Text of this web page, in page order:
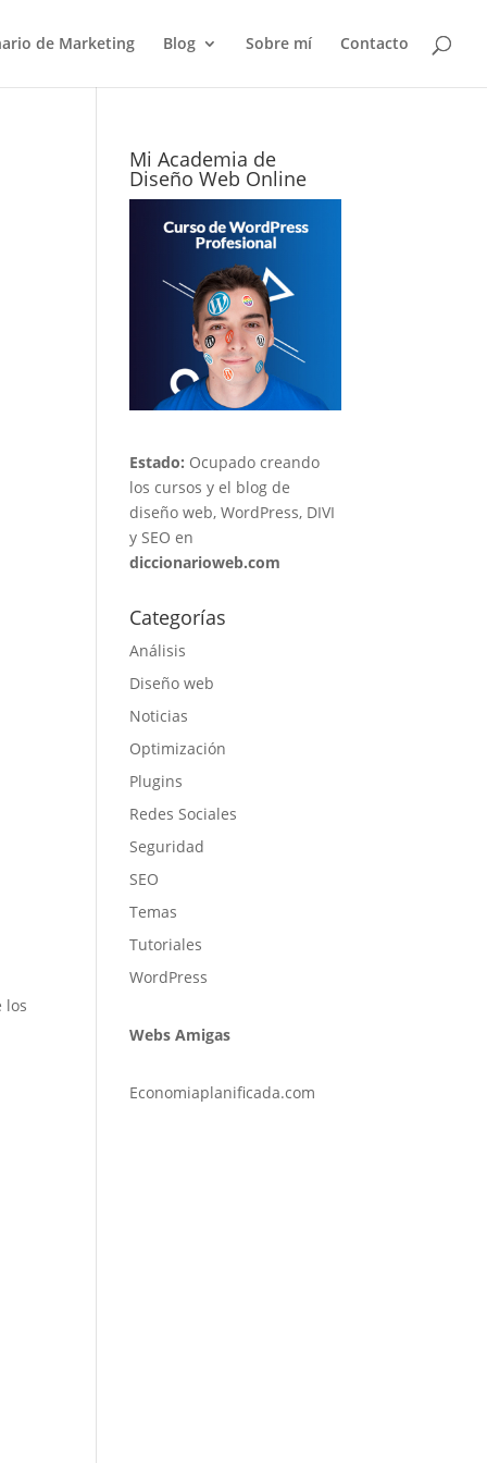
de Marketing Blog Sobre mí Contacto
los
Mi Academia de
Diseño Web Online
Estado: Ocupado creando
los cursos y el blog de
diseño web, WordPress, DIVI
y SEO en
diccionarioweb.com
Categorías
Análisis
Diseño web
Noticias
Optimización
Plugins
Redes Sociales
Seguridad
SEO
Temas
Tutoriales
WordPress
Webs Amigas
Economiaplanificada.com